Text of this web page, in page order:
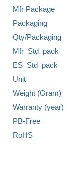
Mfr Package
Packaging
Qty/Packaging
Mfr_Std_pack
ES_Std_pack
Unit
Weight (Gram)
Warranty (year)
PB-Free
RoHS